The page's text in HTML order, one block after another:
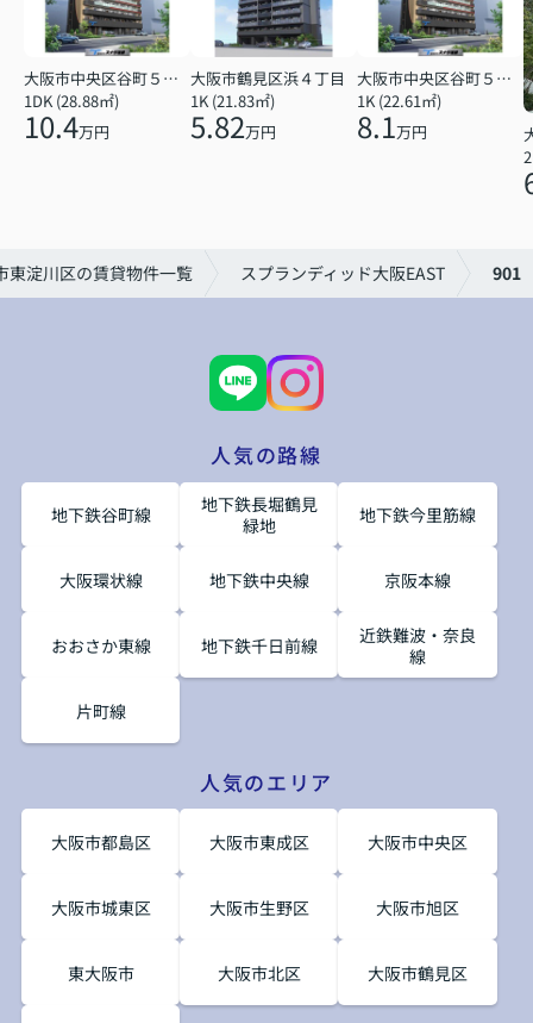
大阪市中央区谷町５丁目
1DK (28.88㎡)
10.4万円
大阪市鶴見区浜４丁目
1K (21.83㎡)
5.82万円
大阪市中央区谷町５丁目
1K (22.61㎡)
8.1万円
東淀川区の賃貸物件一覧 スプランディッド大阪EAST 901
人気の路線
地下鉄谷町線
地下鉄長堀鶴見
緑地
地下鉄今里筋線
大阪環状線 地下鉄中央線 京阪本線
おおさか東線 地下鉄千日前線
近鉄難波・奈良
線
片町線
人気のエリア
大阪市都島区 大阪市東成区 大阪市中央区
大阪市城東区 大阪市生野区 大阪市旭区
東大阪市 大阪市北区 大阪市鶴見区